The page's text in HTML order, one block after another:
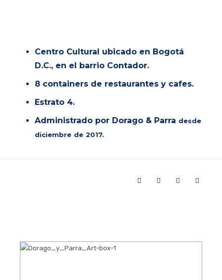
Centro Cultural ubicado en Bogotá
D.C., en el barrio Contador.
8 containers de restaurantes y cafes.
Estrato 4.
Administrado por Dorago & Parra desde
diciembre de 2017.